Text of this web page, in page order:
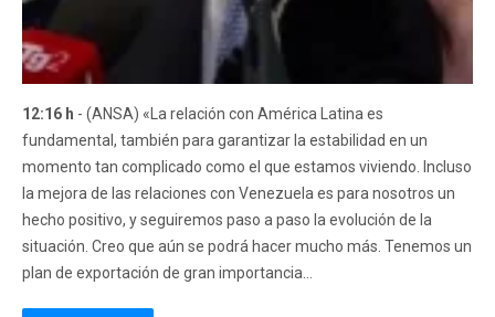
12:16 h - (ANSA) «La relación con América Latina es
fundamental, también para garantizar la estabilidad en un
momento tan complicado como el que estamos viviendo. Incluso
la mejora de las relaciones con Venezuela es para nosotros un
hecho positivo, y seguiremos paso a paso la evolución de la
situación. Creo que aún se podrá hacer mucho más. Tenemos un
plan de exportación de gran importancia...